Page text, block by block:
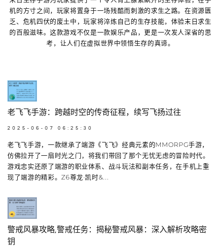
机的方寸之间，玩家将置身于一场残酷而刺激的求生之路。在资源匮
乏、危机四伏的废土中，玩家将淬炼自己的生存技能，体验末日求生
的百般滋味。这款游戏不仅是一款娱乐产品，更是一次发人深省的思
考，让人们在虚拟世界中领悟生存的真谛。
老飞飞手游：跨越时空的传奇征程，续写飞扬过往
2025-06-07 06:25:30
老飞飞手游，一款继承了端游《飞飞》经典元素的MMORPG手游，
仿佛拉开了一扇时光之门，将我们带回了那个无忧无虑的冒险时代。
游戏忠实还原了端游的职业体系、战斗玩法和副本任务，在手机上重
现了端游的精彩。Z6尊龙·凯时&...
警戒风暴攻略,警戒任务：揭秘警戒风暴：深入解析攻略密
钥